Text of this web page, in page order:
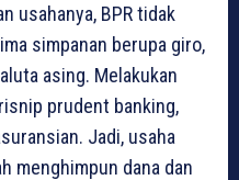
usahanya, BPR tidak
simpanan berupa giro,
asing. Melakukan
prudent banking,
Jadi, usaha
menghimpun dana dan